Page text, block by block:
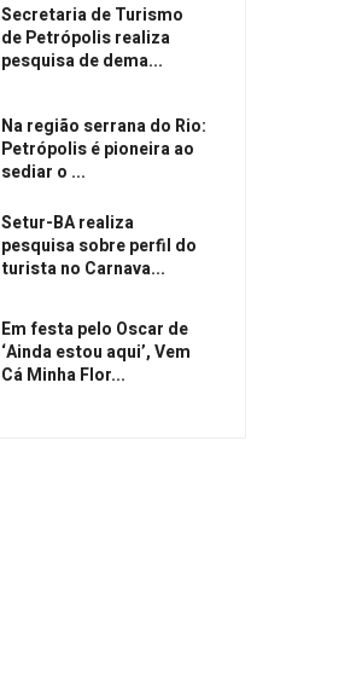
Secretaria de Turismo
de Petrópolis realiza
pesquisa de dema...
Na região serrana do Rio:
Petrópolis é pioneira ao
sediar o ...
Setur-BA realiza
pesquisa sobre perfil do
turista no Carnava...
Em festa pelo Oscar de
‘Ainda estou aqui’, Vem
Cá Minha Flor...